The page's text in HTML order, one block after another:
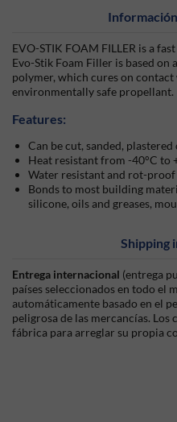
EVO-STIK FOAM FILLER is a
Evo-Stik Foam Filler is based
polymer, which cures on
environmentally safe propellant.
Features:
Can be cut, sanded,
Heat resistant from -40°C to
Water resistant and rot-
Bonds to most building
silicone, oils and greases,
Shipping
Entrega internacional (entrega
países seleccionados en todo el
automáticamente basado en el
peligrosa de las mercancías.
fábrica para arreglar su propia